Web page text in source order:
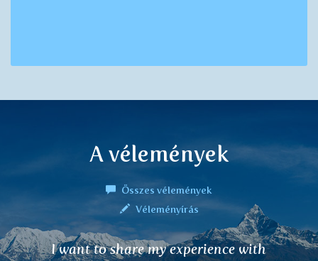
A vélemények
Összes vélemények
Véleményírás
I commend you for your holistic